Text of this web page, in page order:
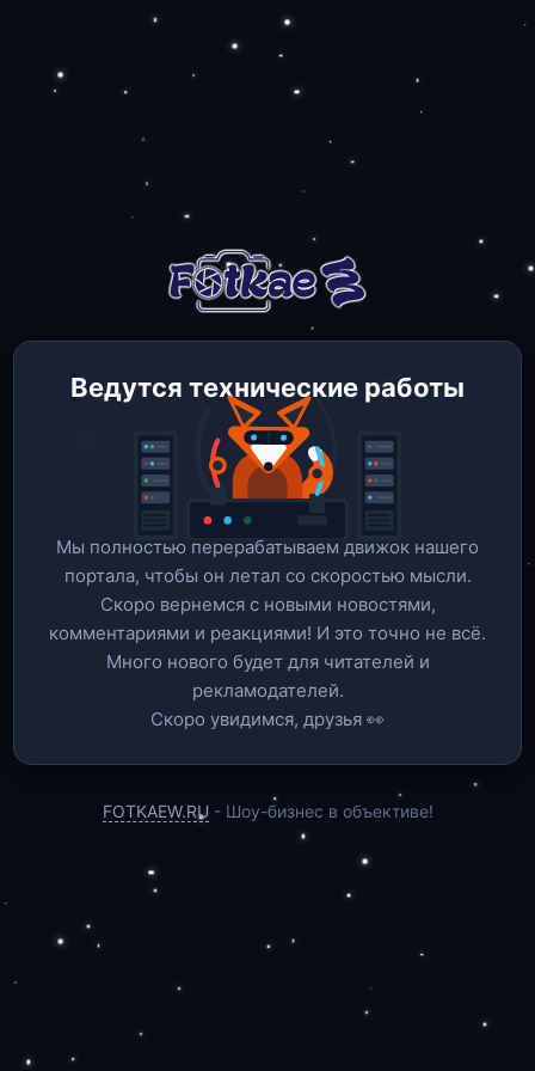
Ведутся технические работы
Мы полностью перерабатываем движок нашего
портала, чтобы он летал со скоростью мысли.
Скоро вернемся c новыми новостями,
комментариями и реакциями! И это точно не всё.
Много нового будет для читателей и
рекламодателей.
Скоро увидимся, друзья 👀
FOTKAEW.RU - Шоу-бизнес в объективе!